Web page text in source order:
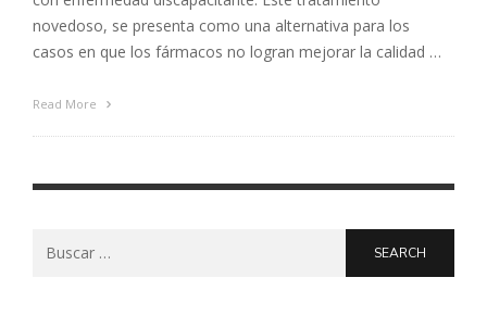
novedoso, se presenta como una alternativa para los
casos en que los fármacos no logran mejorar la calidad …
Read More